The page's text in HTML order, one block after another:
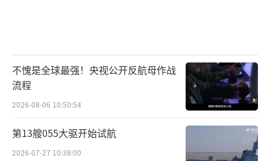
但我们也不用回避，特朗普2.0，美国在乌
克兰危机上的态度急转，美俄互动频繁，按照
很多人的理解，美国试图改善美俄关系，离间
所以，在接受俄媒体采访时，我看到，王
不愧是全球最强！央视公开反航母作战
流程
2026-08-06 10:50:54
第13艘055大驱开始试航
2026-07-27 10:38:00